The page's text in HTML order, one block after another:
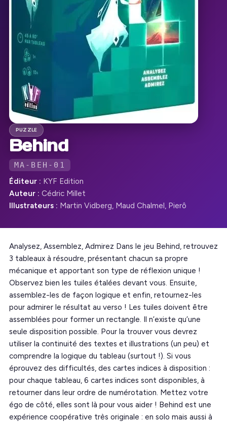
PUZZLE
Behind
MA-BEH-01
Éditeur : KYF Edition
Auteur : Cédric Millet
Illustrateurs : Martin Vidberg, Maud Chalmel, Pierô
Analysez, Assemblez, Admirez Dans le jeu Behind, retrouvez
3 tableaux à résoudre, présentant chacun sa propre
mécanique et apportant son type de réflexion unique !
Observez bien les tuiles étalées devant vous. Ensuite,
assemblez-les de façon logique et enfin, retournez-les
pour admirer le résultat au verso ! Les tuiles doivent être
assemblées pour former un rectangle. Il n’existe qu’une
seule disposition possible. Pour la trouver vous devrez
utiliser la continuité des textes et illustrations (un peu) et
comprendre la logique du tableau (surtout !). Si vous
éprouvez des difficultés, des cartes indices à disposition :
pour chaque tableau, 6 cartes indices sont disponibles, à
retourner dans leur ordre de numérotation. Mettez votre
égo de côté, elles sont là pour vous aider ! Behind est une
expérience coopérative très originale : en solo mais aussi à